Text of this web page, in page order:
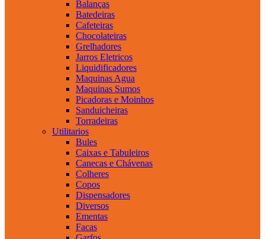
Balanças
Batedeiras
Cafeteiras
Chocolateiras
Grelhadores
Jarros Eletricos
Liquidificadores
Maquinas Agua
Maquinas Sumos
Picadoras e Moinhos
Sanduicheiras
Torradeiras
Utilitarios
Bules
Caixas e Tabuleiros
Canecas e Chávenas
Colheres
Copos
Dispensadores
Diversos
Ementas
Facas